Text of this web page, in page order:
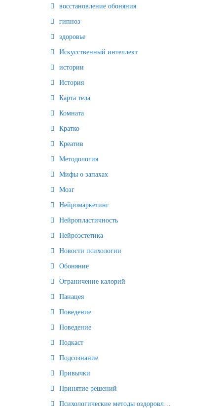
восстановление обоняния
гипноз
здоровье
Искусственный интеллект
истории
История
Карта тела
Комната
Кратко
Креатив
Методология
Мифы о запахах
Мозг
Нейромаркетинг
Нейропластичность
Нейроэстетика
Новости психологии
Обоняние
Ограничение калорий
Панацея
Поведение
Поведение
Подкаст
Подсознание
Привычки
Принятие решений
Психологические методы оздоровления и омоложения